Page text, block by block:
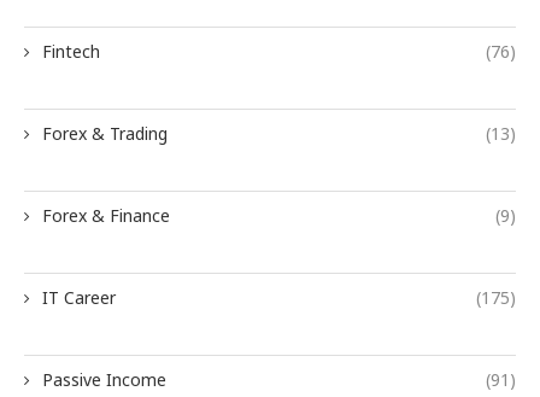
Fintech (76)
Forex & Trading (13)
Forex & Finance (9)
IT Career (175)
Passive Income (91)